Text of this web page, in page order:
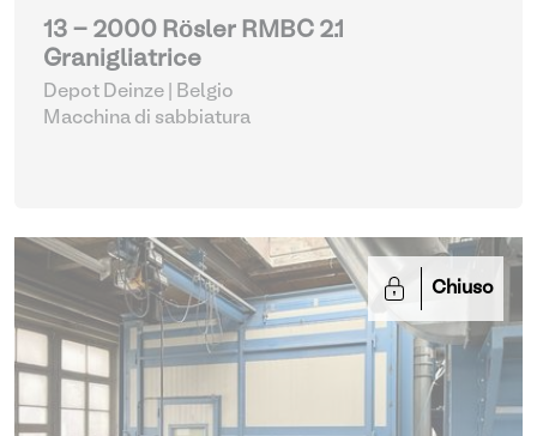
13 - 2000 Rösler RMBC 2.1
Granigliatrice
Depot Deinze | Belgio
Macchina di sabbiatura
Chiuso